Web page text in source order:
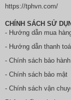
https://tphvn.com/
CHÍNH SÁCH SỬ
- Hướng dẫn mua
- Hướng dẫn thanh
- Chính sách bảo hành
- Chính sách bảo mật
- Chính sách vận